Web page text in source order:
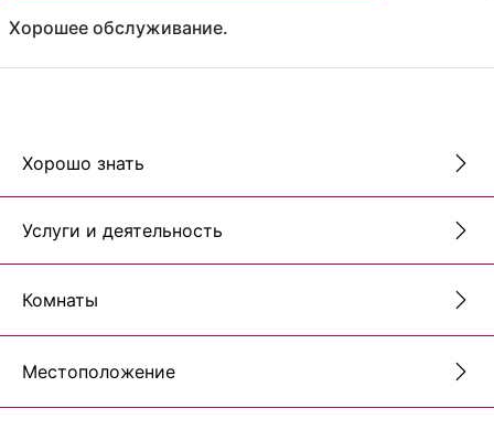
Хорошее обслуживание.
Хорошо знать
Услуги и деятельность
Комнаты
Местоположение